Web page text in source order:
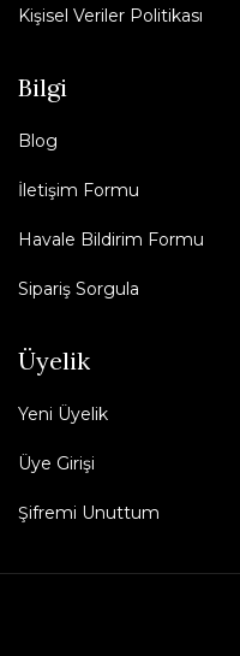
Kişisel Veriler Politikası
Bilgi
Blog
İletişim Formu
Havale Bildirim Formu
Sipariş Sorgula
Üyelik
Yeni Üyelik
Üye Girişi
Şifremi Unuttum